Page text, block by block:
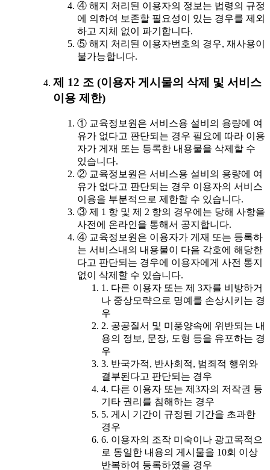
④ 해지 처리된 이용자의 정보는 법령의 규정
에 의하여 보존할 필요성이 있는 경우를 제외
하고 지체 없이 파기합니다.
⑤ 해지 처리된 이용자번호의 경우, 재사용이
불가능합니다.
제 12 조 (이용자 게시물의 삭제 및 서비스
이용 제한)
① 교육정보원은 서비스용 설비의 용량에 여
유가 없다고 판단되는 경우 필요에 따라 이용
자가 게재 또는 등록한 내용물을 삭제할 수
있습니다.
② 교육정보원은 서비스용 설비의 용량에 여
유가 없다고 판단되는 경우 이용자의 서비스
이용을 부분적으로 제한할 수 있습니다.
③ 제 1 항 및 제 2 항의 경우에는 당해 사항을
사전에 온라인을 통해서 공지합니다.
④ 교육정보원은 이용자가 게재 또는 등록하
는 서비스내의 내용물이 다음 각호에 해당한
다고 판단되는 경우에 이용자에게 사전 통지
없이 삭제할 수 있습니다.
1. 다른 이용자 또는 제 3자를 비방하거
나 중상모략으로 명예를 손상시키는 경
우
2. 공공질서 및 미풍양속에 위반되는 내
용의 정보, 문장, 도형 등을 유포하는 경
우
3. 반국가적, 반사회적, 범죄적 행위와
결부된다고 판단되는 경우
4. 다른 이용자 또는 제3자의 저작권 등
기타 권리를 침해하는 경우
5. 게시 기간이 규정된 기간을 초과한
경우
6. 이용자의 조작 미숙이나 광고목적으
로 동일한 내용의 게시물을 10회 이상
반복하여 등록하였을 경우